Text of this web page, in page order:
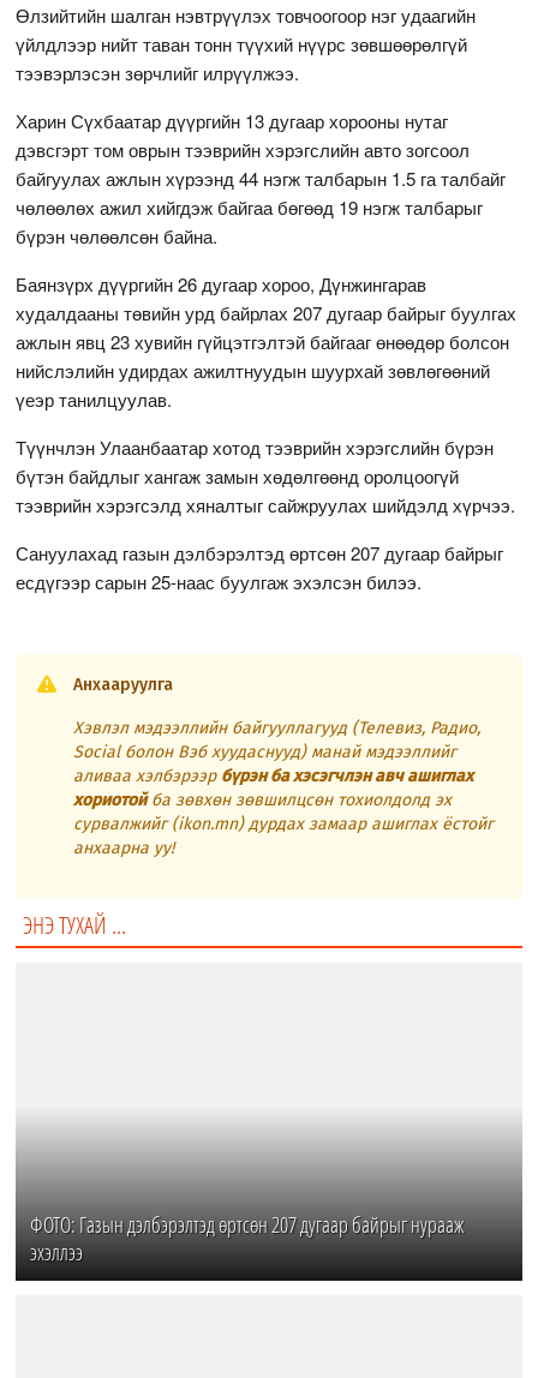
Өлзийтийн шалган нэвтрүүлэх товчоогоор нэг удаагийн
үйлдлээр нийт таван тонн түүхий нүүрс зөвшөөрөлгүй
тээвэрлэсэн зөрчлийг илрүүлжээ.
Харин Сүхбаатар дүүргийн 13 дугаар хорооны нутаг
дэвсгэрт том оврын тээврийн хэрэгслийн авто зогсоол
байгуулах ажлын хүрээнд 44 нэгж талбарын 1.5 га талбайг
чөлөөлөх ажил хийгдэж байгаа бөгөөд 19 нэгж талбарыг
бүрэн чөлөөлсөн байна.
Баянзүрх дүүргийн 26 дугаар хороо, Дүнжингарав
худалдааны төвийн урд байрлах 207 дугаар байрыг буулгах
ажлын явц 23 хувийн гүйцэтгэлтэй байгааг өнөөдөр болсон
нийслэлийн удирдах ажилтнуудын шуурхай зөвлөгөөний
үеэр танилцуулав.
Түүнчлэн Улаанбаатар хотод тээврийн хэрэгслийн бүрэн
бүтэн байдлыг хангаж замын хөдөлгөөнд оролцоогүй
тээврийн хэрэгсэлд хяналтыг сайжруулах шийдэлд хүрчээ.
Сануулахад газын дэлбэрэлтэд өртсөн 207 дугаар байрыг
есдүгээр сарын 25-наас буулгаж эхэлсэн билээ.
Анхааруулга
Хэвлэл мэдээллийн байгууллагууд (Телевиз, Радио,
Social болон Вэб хуудаснууд) манай мэдээллийг
аливаа хэлбэрээр бүрэн ба хэсэгчлэн авч ашиглах
хориотойба зөвхөн зөвшилцсөн тохиолдолд эх
сурвалжийг (ikon.mn) дурдах замаар ашиглах ёстойг
анхаарна уу!
ЭНЭ ТУХАЙ ...
ФОТО: Газын дэлбэрэлтэд өртсөн 207 дугаар байрыг нурааж
эхэллээ